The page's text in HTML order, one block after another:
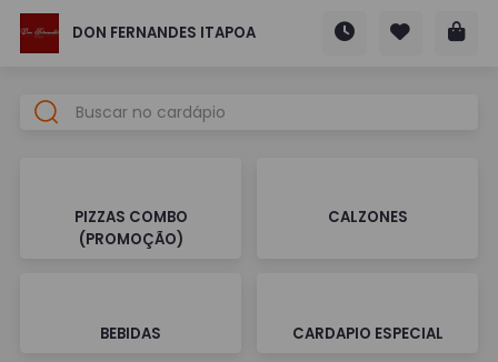
DON FERNANDES ITAPOA
PIZZAS COMBO
(PROMOÇÃO)
CALZONES
BEBIDAS CARDAPIO ESPECIAL